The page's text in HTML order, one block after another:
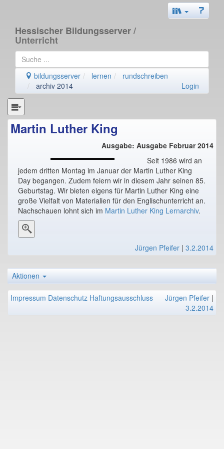
Hessischer Bildungsserver/
Unterricht
bildungsserver lernen
rundschreiben
archiv 2014
Login
Martin Luther King
Ausgabe: Ausgabe Februar 2014
Seit 1986 wird an
jedem dritten Montag im Januar der Martin Luther King
Day begangen. Zudem feiern wir in diesem Jahr seinen 85.
Geburtstag. Wir bieten eigens für Martin Luther King eine
große Vielfalt von Materialien für den Englischunterricht an.
Nachschauen lohnt sich im Martin Luther King Lernarchiv.
Jürgen Pfeifer | 3.2.2014
Aktionen
Impressum Datenschutz Haftungsausschluss Jürgen Pfeifer |
3.2.2014